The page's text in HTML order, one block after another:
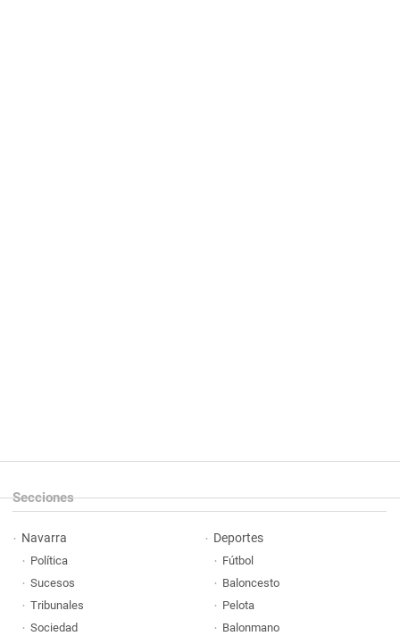
Secciones
Navarra
Política
Sucesos
Tribunales
Sociedad
Deportes
Fútbol
Baloncesto
Pelota
Balonmano